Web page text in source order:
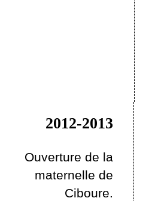
2012-2013
Ouverture de la
maternelle de
Ciboure.